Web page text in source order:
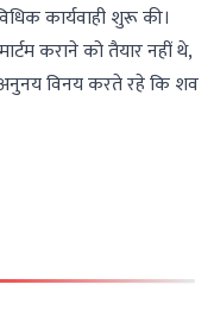
कार्यवाही शुरू की।
कराने को तैयार नहीं थे,
विनय करते रहे कि शव